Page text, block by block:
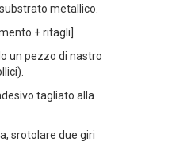
metallico.
+ ritagli]
un pezzo di nastro
tagliato alla
srotolare due giri